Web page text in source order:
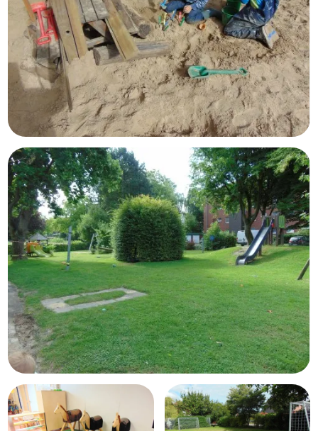
Räumlichkeiten & Außenanlagen
Verbund
Träger
Elternvertretung
STEP Elternportal
Downloads
Elternbeiträge 2023/2024
Elternbeiträgssatzung
Kindergarten-ABC
Unser Konzept
Schwerpunkte
Pädagogischer Ansatz
Situativer Ansatz